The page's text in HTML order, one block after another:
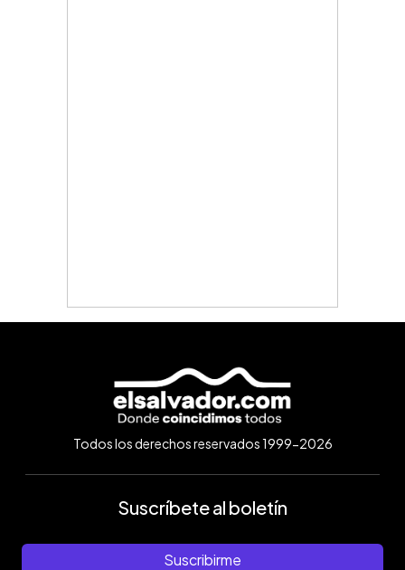
Todos los derechos reservados 1999-2026
Suscríbete al boletín
Suscribirme